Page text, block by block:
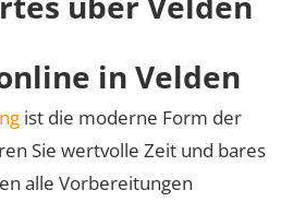
in Velden
ist die moderne Form der
Sie wertvolle Zeit und bares
alle Vorbereitungen